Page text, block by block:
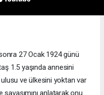
27 Ocak 1924 günü
1.5 yaşında annesini
ve ülkesini yoktan var